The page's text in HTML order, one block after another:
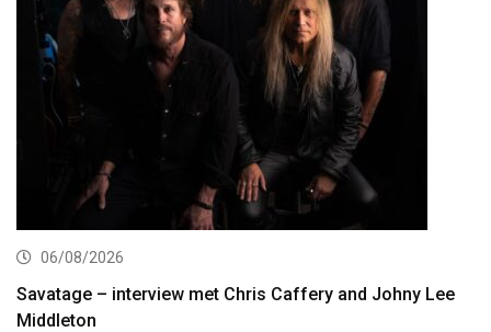
06/08/2026
Savatage – interview met Chris Caffery and Johny Lee
Middleton